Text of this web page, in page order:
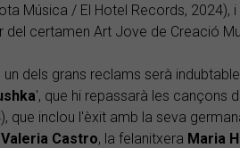
Música / El Hotel Records, 2024),
del certamen Art Jove de Creació
un dels grans reclams serà
', que hi repassarà les cançons
que inclou l'èxit amb la seva
Valeria Castro, la felanitxera Maria